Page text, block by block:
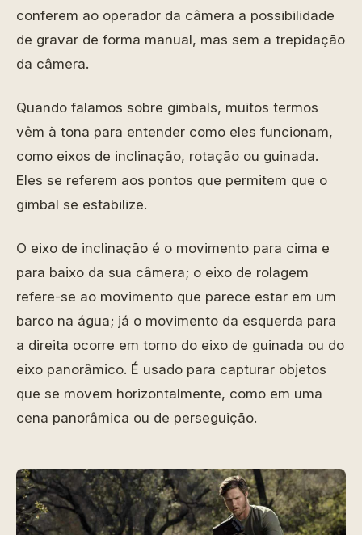
conferem ao operador da câmera a possibilidade
de gravar de forma manual, mas sem a trepidação
da câmera.
Quando falamos sobre gimbals, muitos termos
vêm à tona para entender como eles funcionam,
como eixos de inclinação, rotação ou guinada.
Eles se referem aos pontos que permitem que o
gimbal se estabilize.
O eixo de inclinação é o movimento para cima e
para baixo da sua câmera; o eixo de rolagem
refere-se ao movimento que parece estar em um
barco na água; já o movimento da esquerda para
a direita ocorre em torno do eixo de guinada ou do
eixo panorâmico. É usado para capturar objetos
que se movem horizontalmente, como em uma
cena panorâmica ou de perseguição.